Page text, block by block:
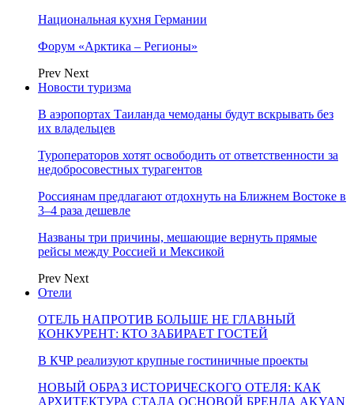
Национальная кухня Германии
Форум «Арктика – Регионы»
Prev Next
Новости туризма
В аэропортах Таиланда чемоданы будут вскрывать без
их владельцев
Туроператоров хотят освободить от ответственности за
недобросовестных турагентов
Россиянам предлагают отдохнуть на Ближнем Востоке в
3–4 раза дешевле
Названы три причины, мешающие вернуть прямые
рейсы между Россией и Мексикой
Prev Next
Отели
ОТЕЛЬ НАПРОТИВ БОЛЬШЕ НЕ ГЛАВНЫЙ
КОНКУРЕНТ: КТО ЗАБИРАЕТ ГОСТЕЙ
В КЧР реализуют крупные гостиничные проекты
НОВЫЙ ОБРАЗ ИСТОРИЧЕСКОГО ОТЕЛЯ: КАК
АРХИТЕКТУРА СТАЛА ОСНОВОЙ БРЕНДА AKYAN